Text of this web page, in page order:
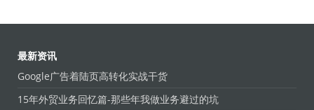
最新资讯
Google广告着陆页高转化实战干货
15年外贸业务回忆篇-那些年我做业务避过的坑